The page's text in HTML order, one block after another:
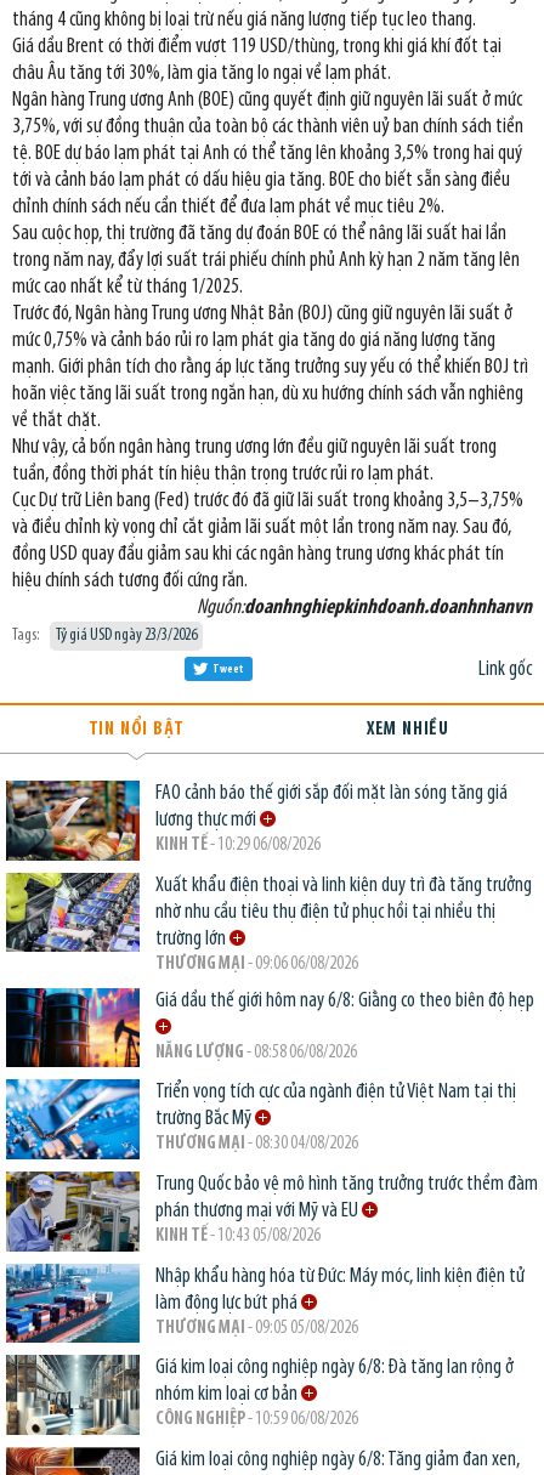
tháng 4 cũng không bị loại trừ nếu giá năng lượng tiếp tục leo thang.
Giá dầu Brent có thời điểm vượt 119 USD/thùng, trong khi giá khí đốt tại
châu Âu tăng tới 30%, làm gia tăng lo ngại về lạm phát.
Ngân hàng Trung ương Anh (BOE) cũng quyết định giữ nguyên lãi suất ở mức
3,75%, với sự đồng thuận của toàn bộ các thành viên uỷ ban chính sách tiền
tệ. BOE dự báo lạm phát tại Anh có thể tăng lên khoảng 3,5% trong hai quý
tới và cảnh báo lạm phát có dấu hiệu gia tăng. BOE cho biết sẵn sàng điều
chỉnh chính sách nếu cần thiết để đưa lạm phát về mục tiêu 2%.
Sau cuộc họp, thị trường đã tăng dự đoán BOE có thể nâng lãi suất hai lần
trong năm nay, đẩy lợi suất trái phiếu chính phủ Anh kỳ hạn 2 năm tăng lên
mức cao nhất kể từ tháng 1/2025.
Trước đó, Ngân hàng Trung ương Nhật Bản (BOJ) cũng giữ nguyên lãi suất ở
mức 0,75% và cảnh báo rủi ro lạm phát gia tăng do giá năng lượng tăng
mạnh. Giới phân tích cho rằng áp lực tăng trưởng suy yếu có thể khiến BOJ trì
hoãn việc tăng lãi suất trong ngắn hạn, dù xu hướng chính sách vẫn nghiêng
về thắt chặt.
Như vậy, cả bốn ngân hàng trung ương lớn đều giữ nguyên lãi suất trong
tuần, đồng thời phát tín hiệu thận trọng trước rủi ro lạm phát.
Cục Dự trữ Liên bang (Fed) trước đó đã giữ lãi suất trong khoảng 3,5–3,75%
và điều chỉnh kỳ vọng chỉ cắt giảm lãi suất một lần trong năm nay. Sau đó,
đồng USD quay đầu giảm sau khi các ngân hàng trung ương khác phát tín
hiệu chính sách tương đối cứng rắn.
Nguồn:doanhnghiepkinhdoanh.doanhnhanvn
Tags: Tỷ giá USD ngày 23/3/2026
Link gốc
Tweet
TIN NỔI BẬT XEM NHIỀU
FAO cảnh báo thế giới sắp đối mặt làn sóng tăng giá
lương thực mới
KINH TẾ- 10:29 06/08/2026
Xuất khẩu điện thoại và linh kiện duy trì đà tăng trưởng
nhờ nhu cầu tiêu thụ điện tử phục hồi tại nhiều thị
trường lớn
THƯƠNG MẠI - 09:06 06/08/2026
Giá dầu thế giới hôm nay 6/8: Giằng co theo biên độ hẹp
NĂNG LƯỢNG - 08:58 06/08/2026
Triển vọng tích cực của ngành điện tử Việt Nam tại thị
trường Bắc Mỹ
THƯƠNG MẠI - 08:30 04/08/2026
Trung Quốc bảo vệ mô hình tăng trưởng trước thềm đàm
phán thương mại với Mỹ và EU
KINH TẾ- 10:43 05/08/2026
Nhập khẩu hàng hóa từ Đức: Máy móc, linh kiện điện tử
làm động lực bứt phá
THƯƠNG MẠI - 09:05 05/08/2026
Giá kim loại công nghiệp ngày 6/8: Đà tăng lan rộng ở
nhóm kim loại cơ bản
CÔNG NGHIỆP- 10:59 06/08/2026
Giá kim loại công nghiệp ngày 6/8: Tăng giảm đan xen,